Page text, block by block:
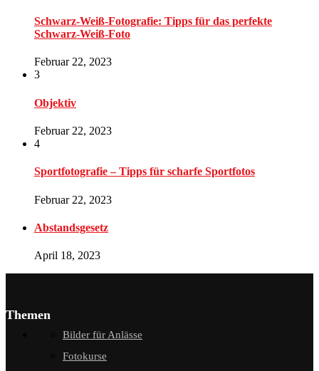
Schwarz-Weiß-Fotografie: Tipps für das perfekte
Schwarz-Weiß-Foto
Februar 22, 2023
3
Objektiv
Februar 22, 2023
4
Sportfotografie – Tipps für scharfe Sportfotos
Februar 22, 2023
Abstandsgesetz
April 18, 2023
Themen
Bilder für Anlässe
Fotokurse